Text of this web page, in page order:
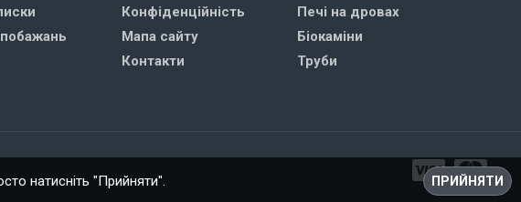
Конфіденційність
Мапа сайту
Контакти
Печі на дровах
Біокаміни
Труби
ПРИЙНЯТИ
натисніть "Прийняти".